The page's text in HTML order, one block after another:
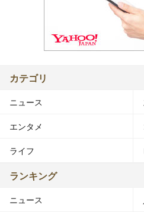
カテゴリ
ニュース
エンタメ
ライフ
ランキング
ニュース